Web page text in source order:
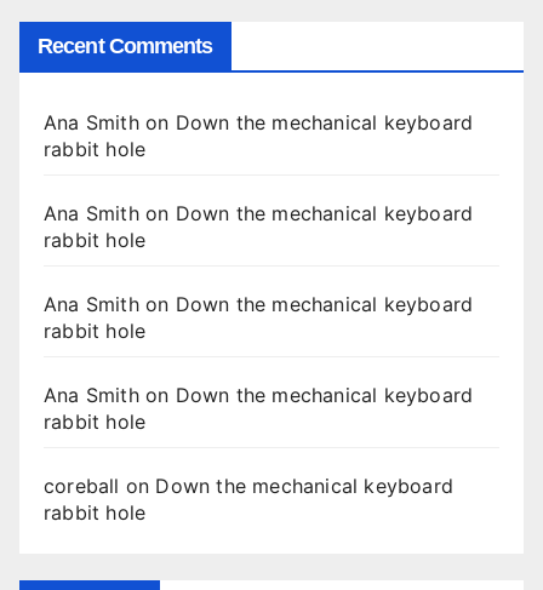
Recent Comments
Ana Smithon Down the mechanical keyboard
rabbit hole
Ana Smithon Down the mechanical keyboard
rabbit hole
Ana Smithon Down the mechanical keyboard
rabbit hole
Ana Smithon Down the mechanical keyboard
rabbit hole
coreball on Down the mechanical keyboard
rabbit hole